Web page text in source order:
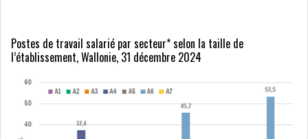
Postes de travail salarié par secteur* selon la taille de
l’établissement, Wallonie, 31 décembre 2024